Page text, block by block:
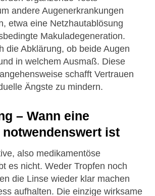
andere Augenerkrankungen
etwa eine Netzhautablösung
Makuladegeneration.
die Abklärung, ob beide Augen
in welchem Ausmaß. Diese
schafft Vertrauen
Ängste zu mindern.
– Wann eine
notwendenswert ist
also medikamentöse
es nicht. Weder Tropfen noch
die Linse wieder klar machen
aufhalten. Die einzige wirksame